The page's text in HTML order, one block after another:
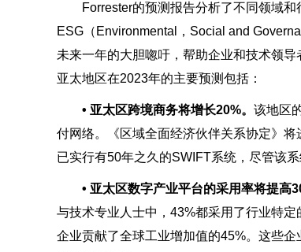
Forrester的预测报告分析了不同领域和
ESG（Environmental，Social and
未来一年的大胆唿吁，帮助企业和技术领
亚太地区在2023年的主要预测包括：
• 亚太区跨境商务将增长20%。 该地区
付网络。《区域全面经济伙伴关系协定》
已实行有50年之久的SWIFT系统，尽管该
• 亚太区数字产业平台的采用率将提高
与技术专业人士中，43%都采用了行业特
企业贡献了全球工业增加值的45%。这些